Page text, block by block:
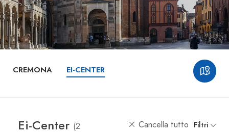
CREMONA EI-CENTER
Ei-Center (2
Cancella tutto Filtri